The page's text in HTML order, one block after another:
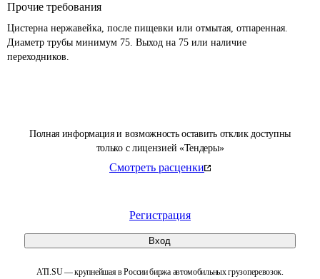
Полная информация и возможность оставить отклик доступны
только с лицензией «Тендеры»
Смотреть расценки
Регистрация
Вход
ATI.SU — крупнейшая в России биржа автомобильных грузоперевозок.
Прочие требования
Цистерна нержавейка, после пищевки или отмытая, отпаренная.
Диаметр трубы минимум 75. Выход на 75 или наличие
переходников.